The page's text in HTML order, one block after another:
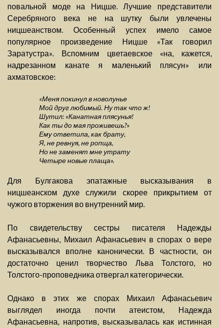
повальной моде на Ницше. Лучшие представители
Серебряного века не на шутку были увлечены
ницшеанством. Особенный успех имело самое
популярное произведение Ницше «Так говорил
Заратустра». Вспомним цветаевское «на, кажется,
надрезанном канате я маленький плясун» или
ахматовское:
«Меня покинул в новолунье
Мой друг любимый. Ну так что ж!
Шутил: «Канатная плясунья!
Как ты до мая проживешь?»
Ему ответила, как брату,
Я, не ревнуя, не ропща,
Но не заменят мне утрату
Четыре новые плаща».
Для Булгакова эпатажные высказывания в
ницшеанском духе служили скорее прикрытием от
чужого вторжения во внутренний мир.
По свидетельству сестры писателя Надежды
Афанасьевны, Михаил Афанасьевич в спорах о вере
высказывался вполне канонически. В частности, он
достаточно ценил творчество Льва Толстого, но
Толстого-проповедника отвергал категорически.
Однако в этих же спорах Михаил Афанасьевич
выглядел иногда почти атеистом, Надежда
Афанасьевна, напротив, высказывалась как истинная